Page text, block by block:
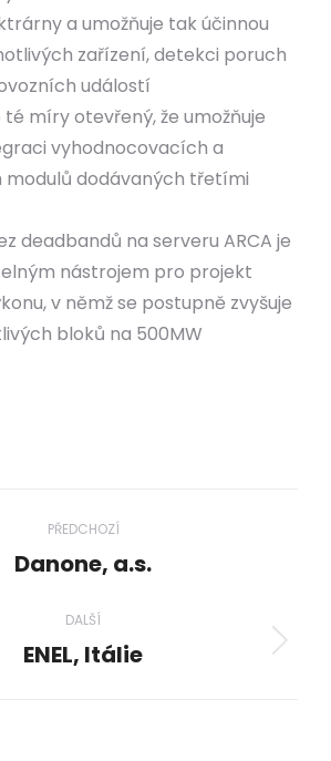
a umožňuje tak účinnou
zařízení, detekci poruch
událostí
té míry otevřený, že umožňuje
vyhodnocovacích a
dodávaných třetími
deadbandů na serveru ARCA je
nástrojem pro projekt
v němž se postupně zvyšuje
bloků na 500MW
PŘEDCHOZÍ
Previous
Danone, a.s.
DALŠÍ
Next
ENEL, Itálie